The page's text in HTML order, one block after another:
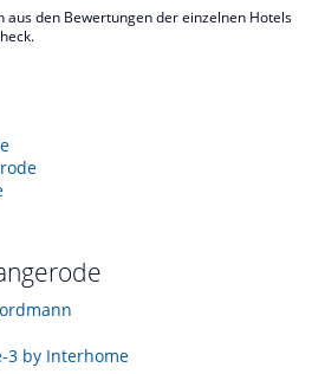
aus den Bewertungen der einzelnen Hotels
3 by Interhome